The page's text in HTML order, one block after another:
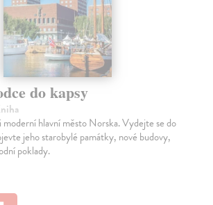
do kapsy
hlavní město Norska. Vydejte se do
jeho starobylé památky, nové budovy,
poklady.